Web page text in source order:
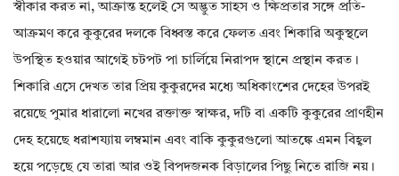
স্বীকার করত না, আক্রান্ত হলেই সে অদ্ভুত সাহস ও ক্ষিপ্রতার সঙ্গে প্রতি-
আক্রমণ করে কুকুরের দলকে বিধ্বস্ত করে ফেলত এবং শিকারি অকুস্থলে
উপস্থিত হওয়ার আগেই চটপট পা চার্লিয়ে নিরাপদ স্থানে প্রস্থান করত।
শিকারি এসে দেখত তার প্রিয় কুকুরদের মধ্যে অধিকাংশের দেহের উপরই
রয়েছে পুমার ধারালো নখের রক্তাক্ত স্বাক্ষর, দটি বা একটি কুকুরের প্রাণহীন
দেহ হয়েছে ধরাশয্যায় লম্বমান এবং বাকি কুকুরগুলো আতঙ্কে এমন বিহ্বল
হয়ে পড়েছে যে তারা আর ওই বিপদজনক বিড়ালের পিছু নিতে রাজি নয়।